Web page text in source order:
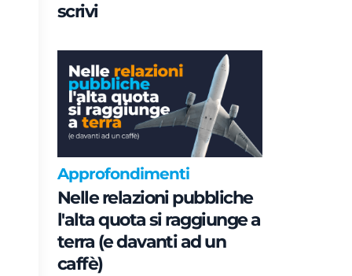
scrivi
Approfondimenti
Nelle relazioni pubbliche
l'alta quota si raggiunge a
terra (e davanti ad un
caffè)